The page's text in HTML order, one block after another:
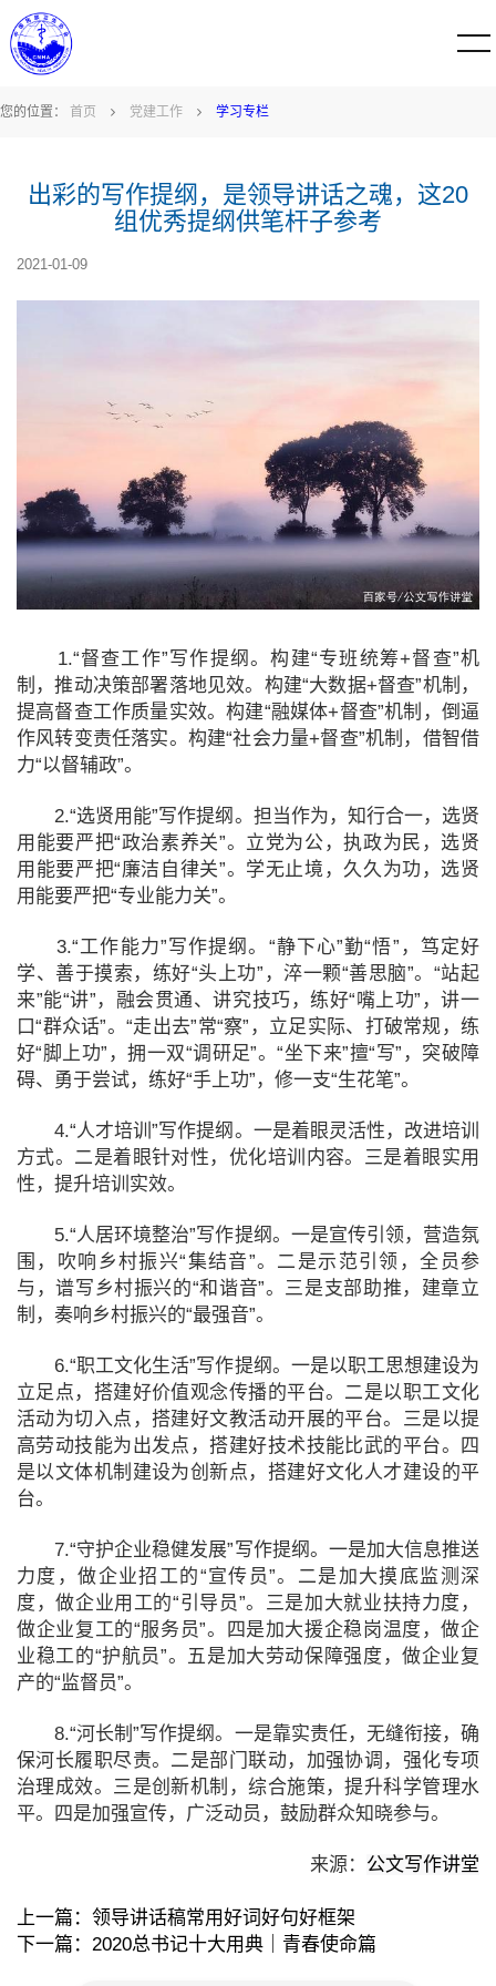
您的位置： 首页 党建工作 学习专栏
出彩的写作提纲，是领导讲话之魂，这20
组优秀提纲供笔杆子参考
2021-01-09
1.“督查工作”写作提纲。构建“专班统筹+督查”机
制，推动决策部署落地见效。构建“大数据+督查”机制，
提高督查工作质量实效。构建“融媒体+督查”机制，倒逼
作风转变责任落实。构建“社会力量+督查”机制，借智借
力“以督辅政”。
2.“选贤用能”写作提纲。担当作为，知行合一，选贤
用能要严把“政治素养关”。立党为公，执政为民，选贤
用能要严把“廉洁自律关”。学无止境，久久为功，选贤
用能要严把“专业能力关”。
3.“工作能力”写作提纲。“静下心”勤“悟”，笃定好
学、善于摸索，练好“头上功”，淬一颗“善思脑”。“站起
来”能“讲”，融会贯通、讲究技巧，练好“嘴上功”，讲一
口“群众话”。“走出去”常“察”，立足实际、打破常规，练
好“脚上功”，拥一双“调研足”。“坐下来”擅“写”，突破障
碍、勇于尝试，练好“手上功”，修一支“生花笔”。
4.“人才培训”写作提纲。一是着眼灵活性，改进培训
方式。二是着眼针对性，优化培训内容。三是着眼实用
性，提升培训实效。
5.“人居环境整治”写作提纲。一是宣传引领，营造氛
围，吹响乡村振兴“集结音”。二是示范引领，全员参
与，谱写乡村振兴的“和谐音”。三是支部助推，建章立
制，奏响乡村振兴的“最强音”。
6.“职工文化生活”写作提纲。一是以职工思想建设为
立足点，搭建好价值观念传播的平台。二是以职工文化
活动为切入点，搭建好文教活动开展的平台。三是以提
高劳动技能为出发点，搭建好技术技能比武的平台。四
是以文体机制建设为创新点，搭建好文化人才建设的平
台。
7.“守护企业稳健发展”写作提纲。一是加大信息推送
力度，做企业招工的“宣传员”。二是加大摸底监测深
度，做企业用工的“引导员”。三是加大就业扶持力度，
做企业复工的“服务员”。四是加大援企稳岗温度，做企
业稳工的“护航员”。五是加大劳动保障强度，做企业复
产的“监督员”。
8.“河长制”写作提纲。一是靠实责任，无缝衔接，确
保河长履职尽责。二是部门联动，加强协调，强化专项
治理成效。三是创新机制，综合施策，提升科学管理水
平。四是加强宣传，广泛动员，鼓励群众知晓参与。
来源： 公文写作讲堂
上一篇： 领导讲话稿常用好词好句好框架
下一篇： 2020总书记十大用典｜青春使命篇